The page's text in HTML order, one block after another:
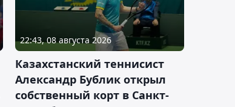
22:43, 08 августа 2026
Казахстанский теннисист
Александр Бублик открыл
собственный корт в Санкт-